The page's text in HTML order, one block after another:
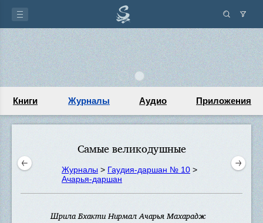
Книги Журналы Аудио Приложения
Самые великодушные
Журналы > Гаудия-даршан № 10 >
Ачарья-даршан
Шрила Бхакти Нирмал Ачарья Махарадж